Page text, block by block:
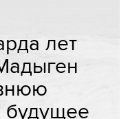
лет